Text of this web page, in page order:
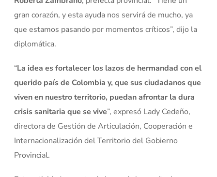
gran corazón, y esta ayuda nos servirá de mucho, ya
que estamos pasando por momentos críticos”, dijo la
diplomática.
“La idea es fortalecer los lazos de hermandad con el
querido país de Colombia y, que sus ciudadanos que
viven en nuestro territorio, puedan afrontar la dura
crisis sanitaria que se vive”, expresó Lady Cedeño,
directora de Gestión de Articulación, Cooperación e
Internacionalización del Territorio del Gobierno
Provincial.